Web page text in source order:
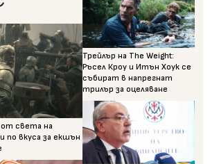
света на
по вкуса за екшън
Трейлър на The Weight:
Ръсел Кроу и Итън Хоук се
събират в напрегнат
трилър за оцеляване